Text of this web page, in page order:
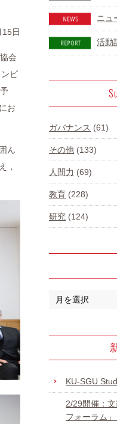
日
会
ピ
お
ん
，
ニュ
活動
ガバナンス (61)
その他 (133)
人間力 (69)
教育 (228)
研究 (124)
KU-SGU
2/29開催：
フォーラム